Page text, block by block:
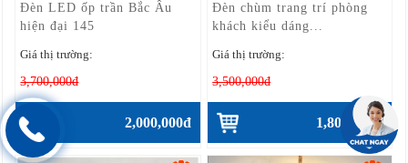
Đèn LED ốp trần Bắc Âu
hiện đại 145
Giá thị trường:
3,700,000đ
2,000,000đ
Đèn chùm trang trí phòng
khách kiểu dáng...
Giá thị trường:
3,500,000đ
1,800,000đ